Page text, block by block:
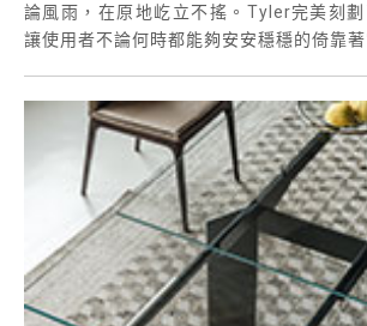
論風雨，在原地屹立不搖。 Tyler完美刻
讓使用者不論何時都能夠安安穩穩的倚靠著